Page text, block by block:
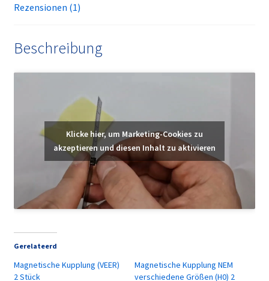
Rezensionen (1)
Beschreibung
Klicke hier, um Marketing-Cookies zu
akzeptieren und diesen Inhalt zu aktivieren
Gerelateerd
Magnetische Kupplung (VEER)
2 Stück
Magnetische Kupplung NEM
verschiedene Größen (H0) 2